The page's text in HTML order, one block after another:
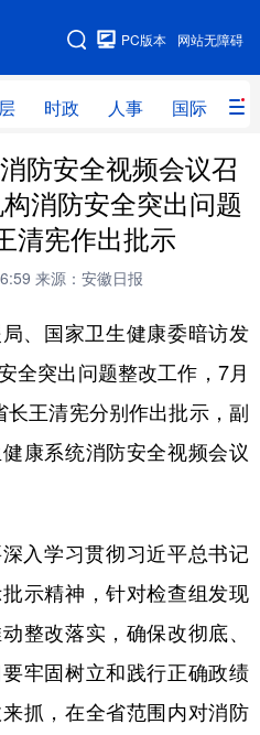
网站无障碍
PC版本
时政 人事 国际 财
地图
时政 人事
网评 港澳
全球连线
健康 军事
金融 汽车
能源 会展
时尚 悦读
亚太网 上市公司
防安全视频会议召
消防安全突出问题
清宪作出批示
来源：安徽日报
国家卫生健康委暗访发
全突出问题整改工作，7月
王清宪分别作出批示，副
康系统消防安全视频会议
学习贯彻习近平总书记
示精神，针对检查组发现
整改落实，确保改彻底、
牢固树立和践行正确政绩
抓，在全省范围内对消防